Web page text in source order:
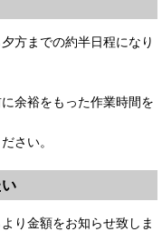
方までの約半日程になり
余裕をもった作業時間を
さい。
り金額をお知らせ致しま